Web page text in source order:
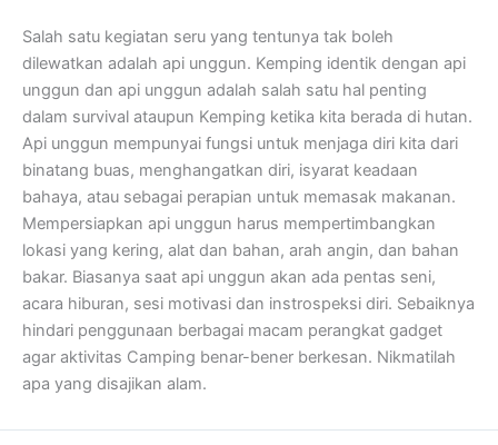
Salah satu kegiatan seru yang tentunya tak boleh
dilewatkan adalah api unggun. Kemping identik dengan api
unggun dan api unggun adalah salah satu hal penting
dalam survival ataupun Kemping ketika kita berada di hutan.
Api unggun mempunyai fungsi untuk menjaga diri kita dari
binatang buas, menghangatkan diri, isyarat keadaan
bahaya, atau sebagai perapian untuk memasak makanan.
Mempersiapkan api unggun harus mempertimbangkan
lokasi yang kering, alat dan bahan, arah angin, dan bahan
bakar. Biasanya saat api unggun akan ada pentas seni,
acara hiburan, sesi motivasi dan instrospeksi diri. Sebaiknya
hindari penggunaan berbagai macam perangkat gadget
agar aktivitas Camping benar-bener berkesan. Nikmatilah
apa yang disajikan alam.